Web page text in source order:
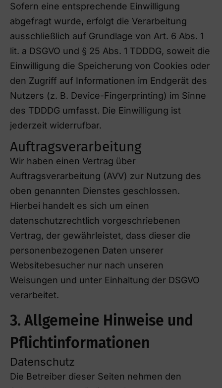
Sofern eine entsprechende Einwilligung
abgefragt wurde, erfolgt die Verarbeitung
ausschließlich auf Grundlage von Art. 6 Abs. 1
lit. a DSGVO und § 25 Abs. 1 TDDDG, soweit die
Einwilligung die Speicherung von Cookies oder
den Zugriff auf Informationen im Endgerät des
Nutzers (z. B. Device-Fingerprinting) im Sinne
des TDDDG umfasst. Die Einwilligung ist
jederzeit widerrufbar.
Auftragsverarbeitung
Wir haben einen Vertrag über
Auftragsverarbeitung (AVV) zur Nutzung des
oben genannten Dienstes geschlossen.
Hierbei handelt es sich um einen
datenschutzrechtlich vorgeschriebenen
Vertrag, der gewährleistet, dass dieser die
personenbezogenen Daten unserer
Websitebesucher nur nach unseren
Weisungen und unter Einhaltung der DSGVO
verarbeitet.
3. Allgemeine Hinweise und
Pflichtinformationen
Datenschutz
Die Betreiber dieser Seiten nehmen den